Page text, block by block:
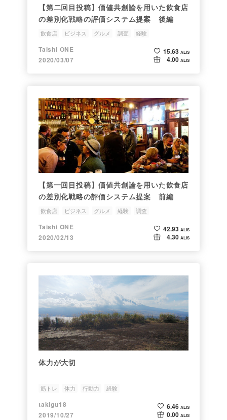
【第二回目投稿】価値共創論を用いた飲食店
の差別化戦略の評価システム提案 後編
飲食店 ビジネス グルメ 調査 経験
Taishi ONE
2020/03/07
15.63 ALIS
4.00 ALIS
【第一回目投稿】価値共創論を用いた飲食店
の差別化戦略の評価システム提案 前編
飲食店 ビジネス グルメ 経験 調査
Taishi ONE
2020/02/13
42.93 ALIS
4.30 ALIS
体力が大切
筋トレ 体力 行動力 経験
takigu18
2019/10/27
6.46 ALIS
0.00 ALIS